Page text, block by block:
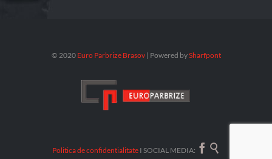
© 2020 Euro Parbrize Brasov | Powered bySharfpont
Politica de confidentialitate I SOCIAL MEDIA:  